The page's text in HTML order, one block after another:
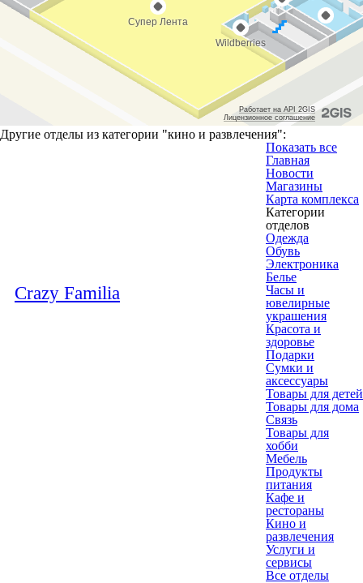
Другие отделы из категории "кино и развлечения":
Crazy Familia
Показать все
Главная
Новости
Магазины
Карта комплекса
Категории
отделов
Одежда
Обувь
Электроника
Белье
Часы и
ювелирные
украшения
Красота и
здоровье
Подарки
Сумки и
аксессуары
Товары для детей
Товары для дома
Связь
Товары для
хобби
Мебель
Продукты
питания
Кафе и
рестораны
Кино и
развлечения
Услуги и
сервисы
Все отделы